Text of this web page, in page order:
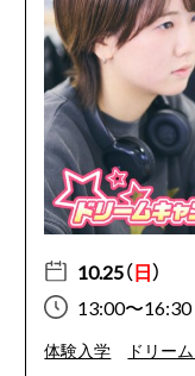
10.25（日）
13:00〜16:30
体験入学 ドリー